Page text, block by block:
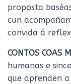
proposta
cun
convida á
CONTOS COAS
humanas e
que aprenden